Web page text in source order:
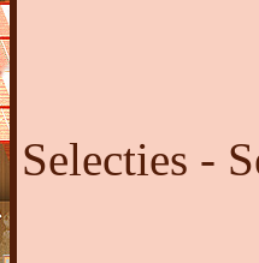
Selecties -